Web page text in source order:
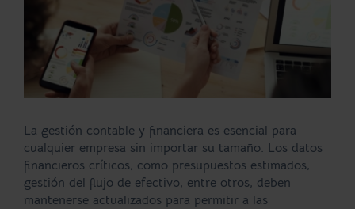
grande
La gestión contable y financiera es esencial para
cualquier empresa sin importar su tamaño. Los datos
financieros críticos, como presupuestos estimados,
gestión del flujo de efectivo, entre otros, deben
mantenerse actualizados para permitir a las